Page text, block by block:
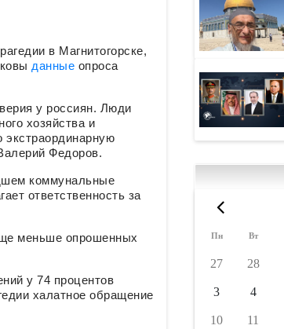
в Магнитогорске,
данные опроса
у россиян. Люди
хозяйства и
экстраординарную
Федоров.
коммунальные
ответственность за
меньше опрошенных
у 74 процентов
халатное обращение
Пн Вт
27 28
3 4
10 11